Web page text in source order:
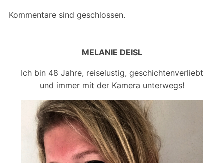
Kommentare sind geschlossen.
MELANIE DEISL
Ich bin 48 Jahre, reiselustig, geschichtenverliebt
und immer mit der Kamera unterwegs!